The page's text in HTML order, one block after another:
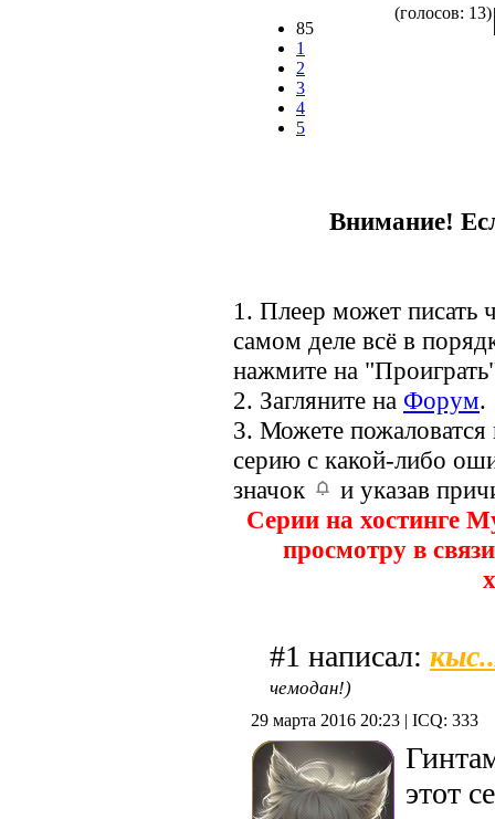
85
1
2
3
4
5
(голосов: 13)
Внимание!
1. Плеер может писать
самом деле всё в
нажмите на
2. Загляните на Форум.
3. Можете
серию с какой-либо
значок
и указав
Серии на хостинге
просмотру в
#1 написал:
чемодан!)
29 марта 2016 20:23 | ICQ: 333
этот